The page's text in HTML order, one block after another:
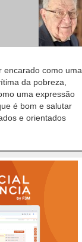
encarado como uma
da pobreza,
uma expressão
é bom e salutar
e orientados